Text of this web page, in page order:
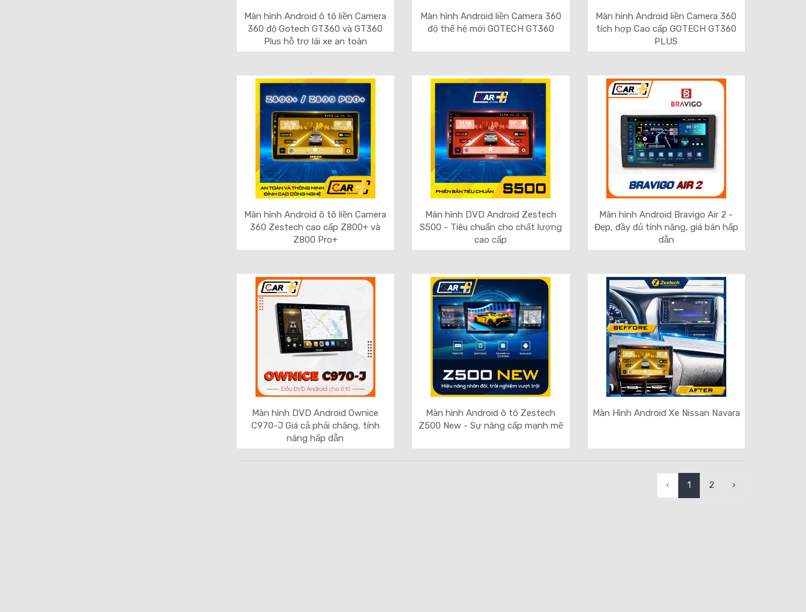
Màn hình Android ô tô liền Camera
360 độ Gotech GT360 và GT360
Plus hỗ trợ lái xe an toàn
Màn hình Android liền Camera 360
độ thế hệ mới GOTECH GT360
Màn hình Android liền Camera 360
tích hợp Cao cấp GOTECH GT360
PLUS
Màn hình Android ô tô liền Camera
360 Zestech cao cấp Z800+ và
Z800 Pro+
Màn hình DVD Android Zestech
S500 - Tiêu chuẩn cho chất lượng
cao cấp
Màn hình Android Bravigo Air 2 -
Đẹp, đầy đủ tính năng, giá bán hấp
dẫn
Màn hình DVD Android Ownice
C970-J Giá cả phải chăng, tính
năng hấp dẫn
Màn hình Android ô tô Zestech
Z500 New - Sự nâng cấp mạnh mẽ
Màn Hình Android Xe Nissan Navara
‹ 1 2 ›